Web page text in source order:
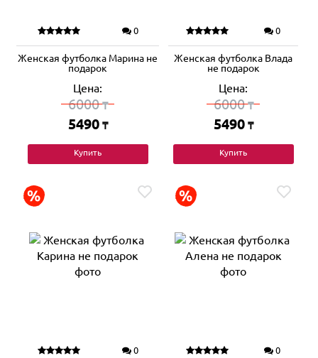
0
Женская футболка Марина не
подарок
Цена:
6000₸
5490 ₸
Купить
0
Женская футболка Влада
не подарок
Цена:
6000₸
5490 ₸
Купить
0 0